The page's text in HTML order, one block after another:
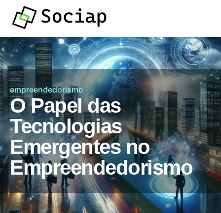
empreendedorismo
O Papel das
Tecnologias
Emergentes no
Empreendedorismo